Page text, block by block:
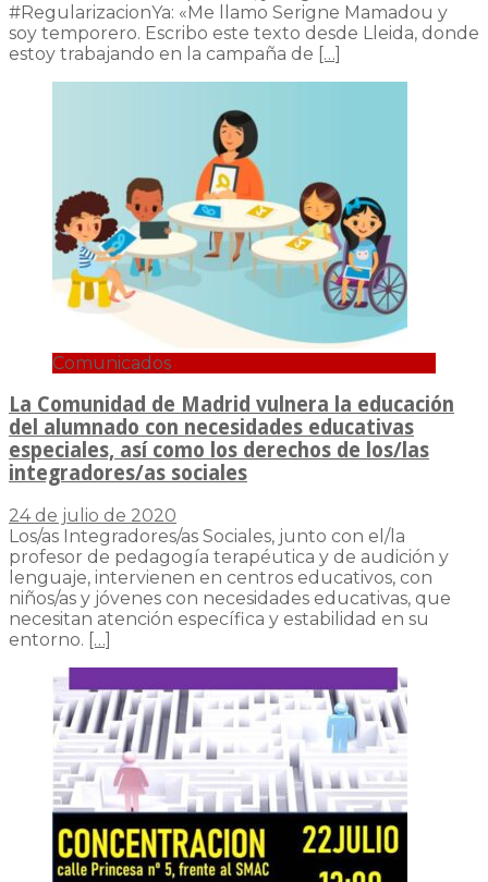
#RegularizacionYa: «Me llamo Serigne Mamadou y
soy temporero. Escribo este texto desde Lleida, donde
estoy trabajando en la campaña de […]
Comunicados
La Comunidad de Madrid vulnera la educación
del alumnado con necesidades educativas
especiales, así como los derechos de los/las
integradores/as sociales
24 de julio de 2020
Los/as Integradores/as Sociales, junto con el/la
profesor de pedagogía terapéutica y de audición y
lenguaje, intervienen en centros educativos, con
niños/as y jóvenes con necesidades educativas, que
necesitan atención específica y estabilidad en su
entorno. […]